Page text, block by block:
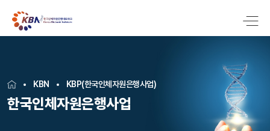
KBN KBP(한국인체자원은행사업)
한국인체자원은행사업